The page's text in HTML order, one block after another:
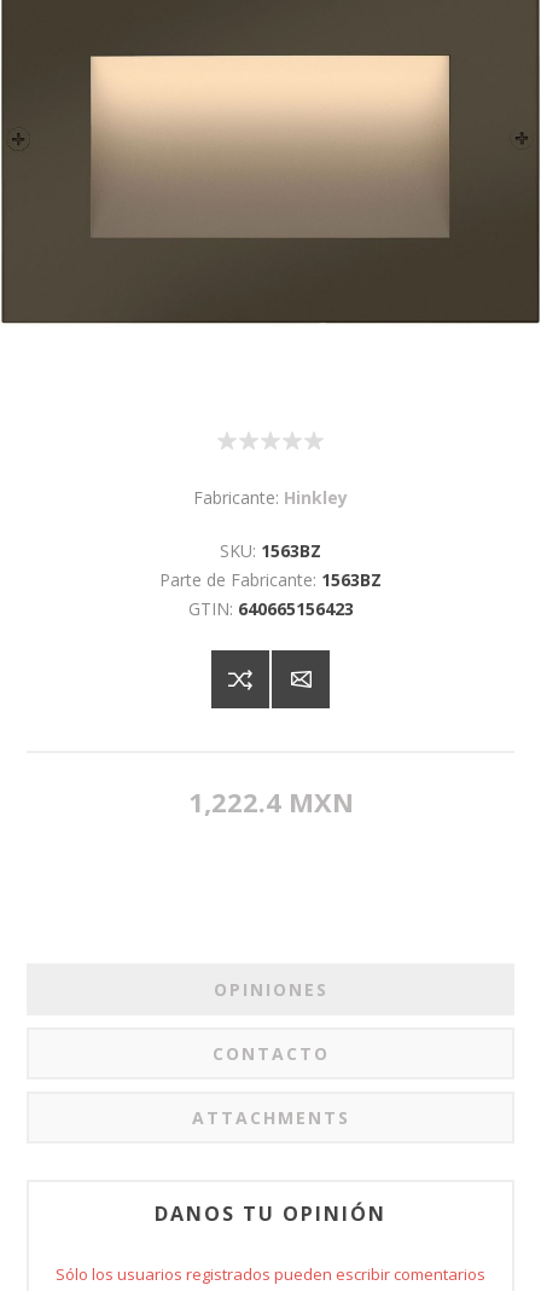
Fabricante: Hinkley
SKU: 1563BZ
Parte de Fabricante: 1563BZ
GTIN: 640665156423
1,222.4 MXN
OPINIONES
CONTACTO
ATTACHMENTS
DANOS TU OPINIÓN
Sólo los usuarios registrados pueden escribir comentarios